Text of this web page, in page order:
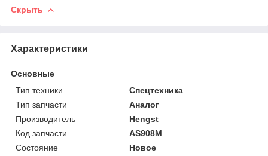
Скрыть
Характеристики
Основные
Тип техники
Спецтехника
Тип запчасти
Аналог
Производитель
Hengst
Код запчасти
AS908M
Состояние
Новое